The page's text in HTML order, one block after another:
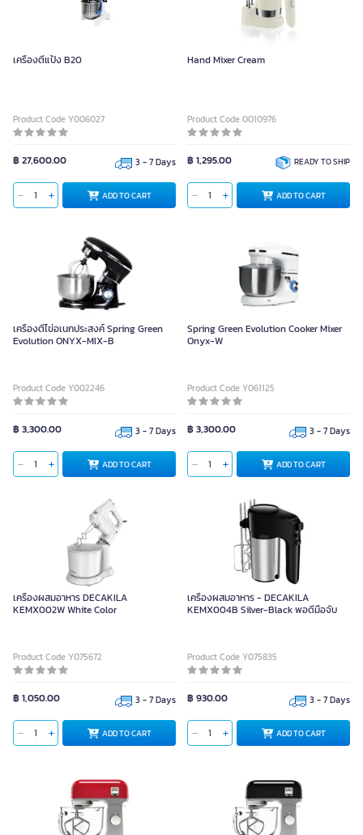
เครื่องตีแป้ง B20
Product Code Y006027
฿ 27,600.00 3 - 7 Days
ADD TO CART
Hand Mixer Cream
Product Code 0010976
฿ 1,295.00 READY TO SHIP
ADD TO CART
เครื่องตีไข่อเนกประสงค์ Spring Green
Evolution ONYX-MIX-B
Product Code Y002246
฿ 3,300.00 3 - 7 Days
ADD TO CART
Spring Green Evolution Cooker Mixer
Onyx-W
Product Code Y061125
฿ 3,300.00 3 - 7 Days
ADD TO CART
เครื่องผสมอาหาร DECAKILA
KEMX002W White Color
Product Code Y075672
฿ 1,050.00 3 - 7 Days
ADD TO CART
เครื่องผสมอาหาร - DECAKILA
KEMX004B Silver-Black พอดีมือจับ
Product Code Y075835
฿ 930.00 3 - 7 Days
ADD TO CART